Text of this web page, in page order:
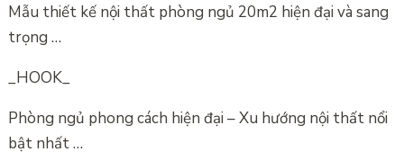
Mẫu thiết kế nội thất phòng ngủ 20m2 hiện đại và sang
trọng …
_HOOK_
Phòng ngủ phong cách hiện đại – Xu hướng nội thất nổi
bật nhất …